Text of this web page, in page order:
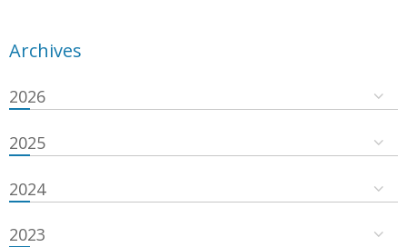
Archives
2026
2025
2024
2023